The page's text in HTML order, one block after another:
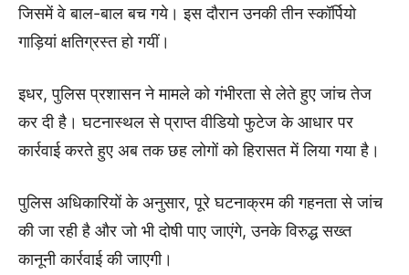
जिसमें वे बाल-बाल बच गये। इस दौरान उनकी तीन स्कॉर्पियो
गाड़ियां क्षतिग्रस्त हो गयीं।
इधर, पुलिस प्रशासन ने मामले को गंभीरता से लेते हुए जांच तेज
कर दी है। घटनास्थल से प्राप्त वीडियो फुटेज के आधार पर
कार्रवाई करते हुए अब तक छह लोगों को हिरासत में लिया गया है।
पुलिस अधिकारियों के अनुसार, पूरे घटनाक्रम की गहनता से जांच
की जा रही है और जो भी दोषी पाए जाएंगे, उनके विरुद्ध सख्त
कानूनी कार्रवाई की जाएगी।